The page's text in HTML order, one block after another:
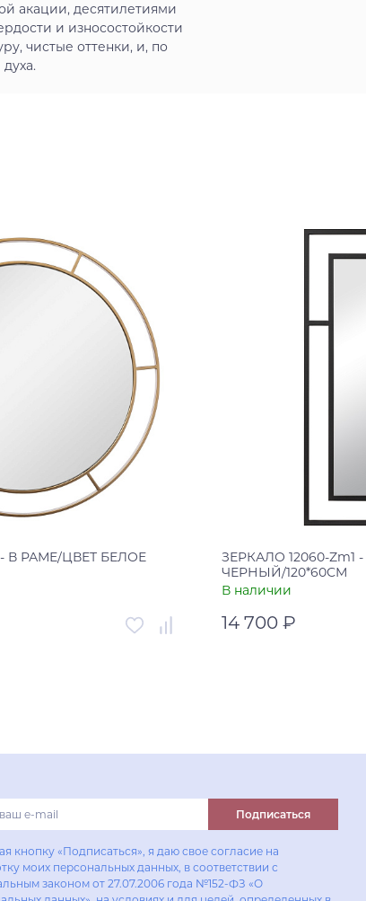
акации, десятилетиями
и износостойкости
чистые оттенки, и, по
В РАМЕ/ЦВЕТ БЕЛОЕ
в один клик
ЗЕРКАЛО 12060-Zm1
ЧЕРНЫЙ/120*60СМ
В наличии
14 700 ₽
Купить
Подписаться
кнопку «Подписаться», я даю свое согласие на
моих персональных данных, в соответствии с
законом от 27.07.2006 года №152-ФЗ «О